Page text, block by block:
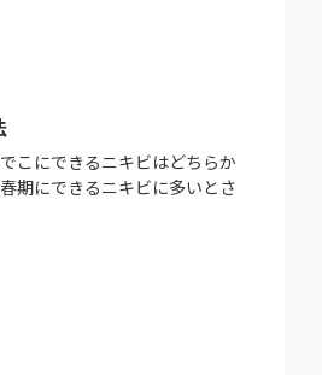
こにできるニキビはどちらか
期にできるニキビに多いとさ